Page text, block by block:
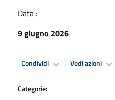
Data :
9 giugno 2026
Condividi Vedi azioni
Categorie: